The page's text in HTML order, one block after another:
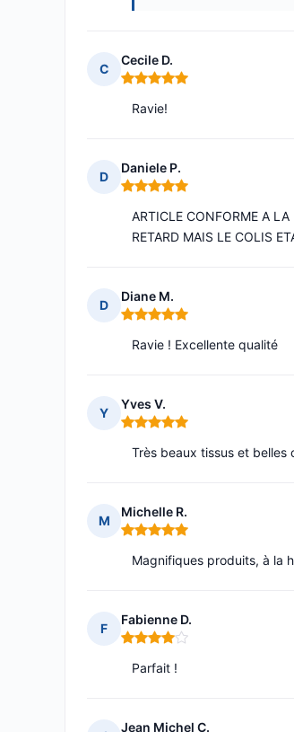
C
Cecile D.
Note : 5 sur 5
Ravie!
D
Daniele P.
Note : 5 sur 5
ARTICLE CONFORME A
RETARD MAIS LE COLIS
D
Diane M.
Note : 5 sur 5
Ravie ! Excellente qualité
Y
Yves V.
Note : 5 sur 5
Très beaux tissus et belles
M
Michelle R.
Note : 5 sur 5
Magnifiques produits, à la
F
Fabienne D.
Note : 4 sur 5
Parfait !
Jean Michel C.